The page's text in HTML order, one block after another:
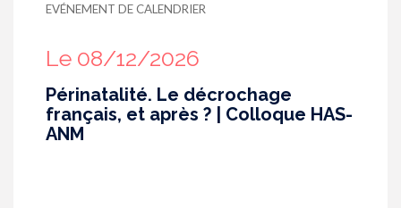
EVÉNEMENT DE CALENDRIER
Le 08/12/2026
Périnatalité. Le décrochage
français, et après ? | Colloque HAS-
ANM